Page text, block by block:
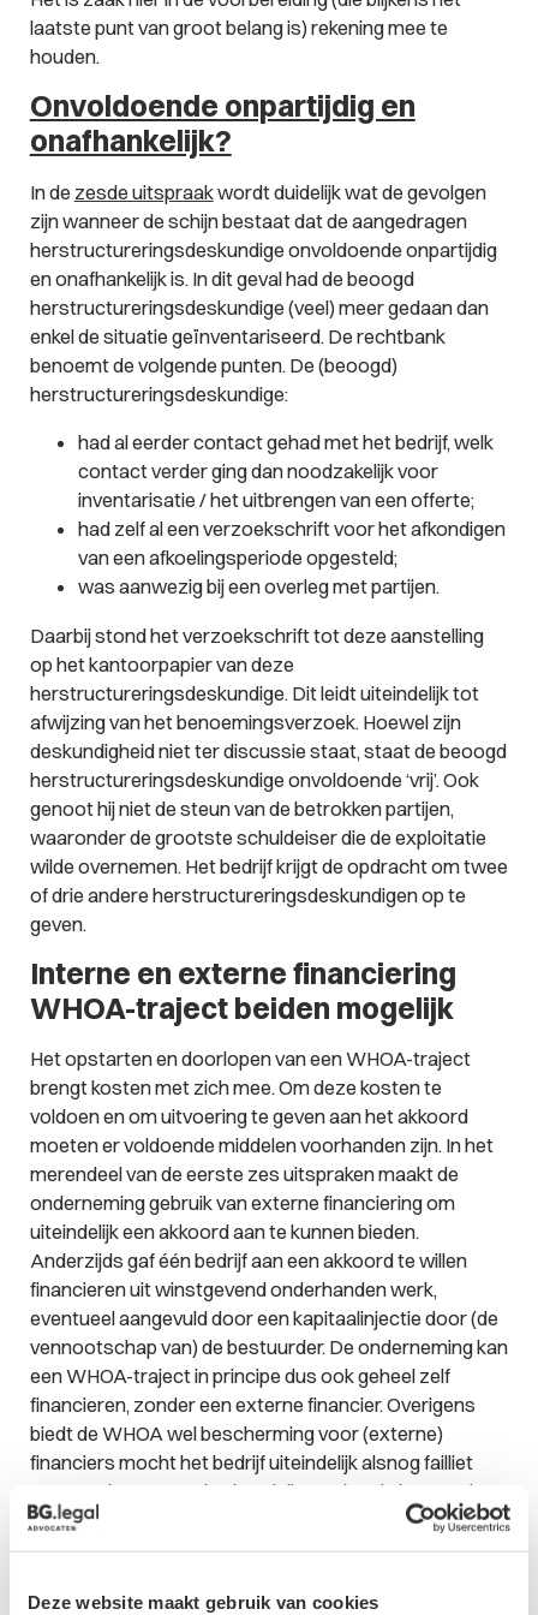
Deze website maakt gebruik van cookies
laatste punt van groot belang is) rekening mee te
houden.
Onvoldoende onpartijdig en
onafhankelijk?
In de zesde uitspraakwordt duidelijk wat de gevolgen
zijn wanneer de schijn bestaat dat de aangedragen
herstructureringsdeskundige onvoldoende onpartijdig
en onafhankelijk is. In dit geval had de beoogd
herstructureringsdeskundige (veel) meer gedaan dan
enkel de situatie geïnventariseerd. De rechtbank
benoemt de volgende punten. De (beoogd)
herstructureringsdeskundige:
had al eerder contact gehad met het bedrijf, welk
contact verder ging dan noodzakelijk voor
inventarisatie / het uitbrengen van een offerte;
had zelf al een verzoekschrift voor het afkondigen
van een afkoelingsperiode opgesteld;
was aanwezig bij een overleg met partijen.
Daarbij stond het verzoekschrift tot deze aanstelling
op het kantoorpapier van deze
herstructureringsdeskundige. Dit leidt uiteindelijk tot
afwijzing van het benoemingsverzoek. Hoewel zijn
deskundigheid niet ter discussie staat, staat de beoogd
herstructureringsdeskundige onvoldoende ‘vrij’. Ook
genoot hij niet de steun van de betrokken partijen,
waaronder de grootste schuldeiser die de exploitatie
wilde overnemen. Het bedrijf krijgt de opdracht om twee
of drie andere herstructureringsdeskundigen op te
geven.
Interne en externe financiering
WHOA-traject beiden mogelijk
Het opstarten en doorlopen van een WHOA-traject
brengt kosten met zich mee. Om deze kosten te
voldoen en om uitvoering te geven aan het akkoord
moeten er voldoende middelen voorhanden zijn. In het
merendeel van de eerste zes uitspraken maakt de
onderneming gebruik van externe financiering om
uiteindelijk een akkoord aan te kunnen bieden.
Anderzijds gaf één bedrijf aan een akkoord te willen
financieren uit winstgevend onderhanden werk,
eventueel aangevuld door een kapitaalinjectie door (de
vennootschap van) de bestuurder. De onderneming kan
een WHOA-traject in principe dus ook geheel zelf
financieren, zonder een externe financier. Overigens
biedt de WHOA wel bescherming voor (externe)
financiers mocht het bedrijf uiteindelijk alsnog failliet
gaan. Zo kunnen rechtshandelingen (zoals het vestigen
van zekerheden) beschermd worden tegen vernietiging
ex. artikel 42 Fw door hiervoor de rechter om een
machtiging wordt afgegeven wanneer de